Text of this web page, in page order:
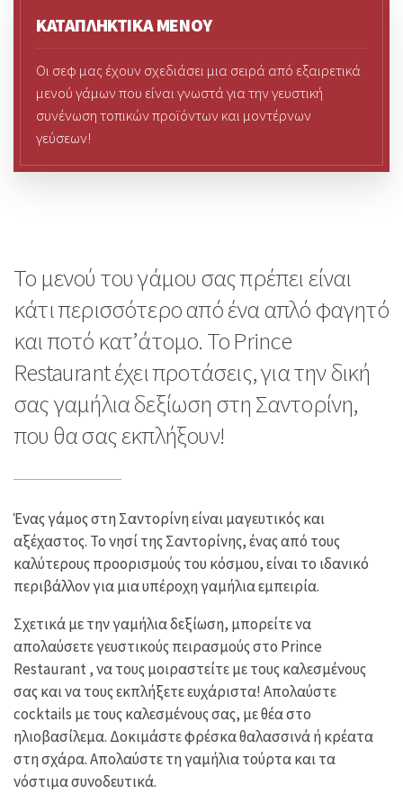
ΚΑΤΑΠΛΗΚΤΙΚΑ ΜΕΝΟΥ
Οι σεφ μας έχουν σχεδιάσει μια σειρά από εξαιρετικά
μενού γάμων που είναι γνωστά για την γευστική
συνένωση τοπικών προϊόντων και μοντέρνων
γεύσεων!
Το μενού του γάμου σας πρέπει είναι
κάτι περισσότερο από ένα απλό φαγητό
και ποτό κατ’άτομο. Το Prince
Restaurant έχει προτάσεις, για την δική
σας γαμήλια δεξίωση στη Σαντορίνη,
που θα σας εκπλήξουν!
Ένας γάμος στη Σαντορίνη είναι μαγευτικός και
αξέχαστος. Το νησί της Σαντορίνης, ένας από τους
καλύτερους προορισμούς του κόσμου, είναι το ιδανικό
περιβάλλον για μια υπέροχη γαμήλια εμπειρία.
Σχετικά με την γαμήλια δεξίωση, μπορείτε να
απολαύσετε γευστικούς πειρασμούς στο Prince
Restaurant , να τους μοιραστείτε με τους καλεσμένους
σας και να τους εκπλήξετε ευχάριστα! Απολαύστε
cocktails με τους καλεσμένους σας, με θέα στο
ηλιοβασίλεμα. Δοκιμάστε φρέσκα θαλασσινά ή κρέατα
στη σχάρα. Απολαύστε τη γαμήλια τούρτα και τα
νόστιμα συνοδευτικά.